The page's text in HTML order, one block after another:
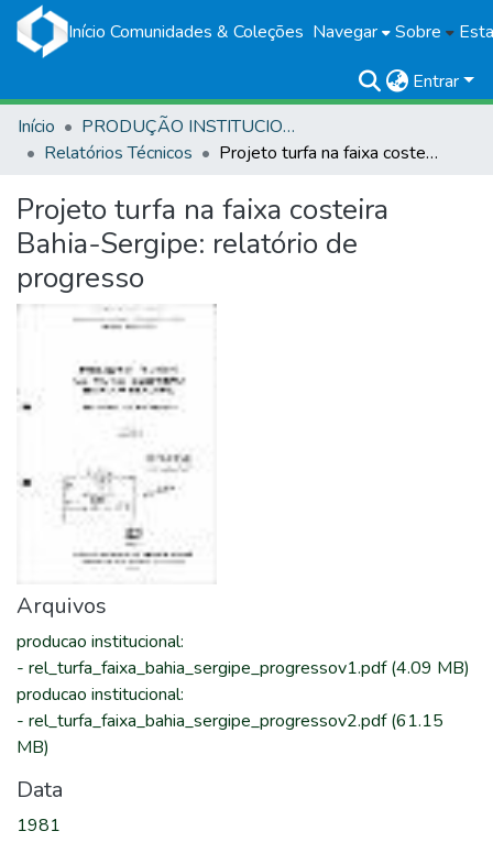
Início Comunidades & Coleções Navegar Sobre
Entrar
Início
PRODUÇÃO INSTITUCIONAL
Relatórios Técnicos
Projeto turfa na faixa costeira Bahia-Sergipe: relatório de progresso
Projeto turfa na faixa costeira
Bahia-Sergipe: relatório de
progresso
Arquivos
producao institucional:
- rel_turfa_faixa_bahia_sergipe_progressov1.pdf(4.09 MB)
producao institucional:
- rel_turfa_faixa_bahia_sergipe_progressov2.pdf(61.15
MB)
Data
1981